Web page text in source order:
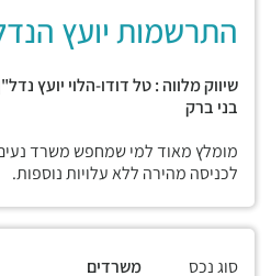
התרשמות יועץ
בני ברק
מומלץ מאוד למי שמחפש משרד
לכניסה מהירה ללא עלויות נוספות.
סוג נכס
משרדים